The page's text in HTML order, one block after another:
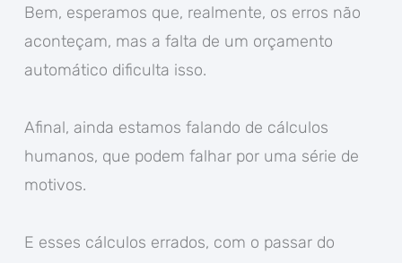
Bem, esperamos que, realmente, os erros não
aconteçam, mas a falta de um orçamento
automático dificulta isso.
Afinal, ainda estamos falando de cálculos
humanos, que podem falhar por uma série de
motivos.
E esses cálculos errados, com o passar do